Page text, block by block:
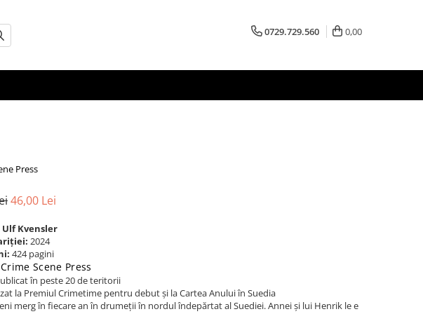
0729.729.560 0,00
Press
46,00 Lei
Kvensler
2024
424 pagini
Crime Scene Press
în peste 20 de teritorii
la Premiul Crimetime pentru debut și la Cartea Anului în Suedia
merg în fiecare an în drumeții în nordul îndepărtat al Suediei. Annei și lui Henrik le e